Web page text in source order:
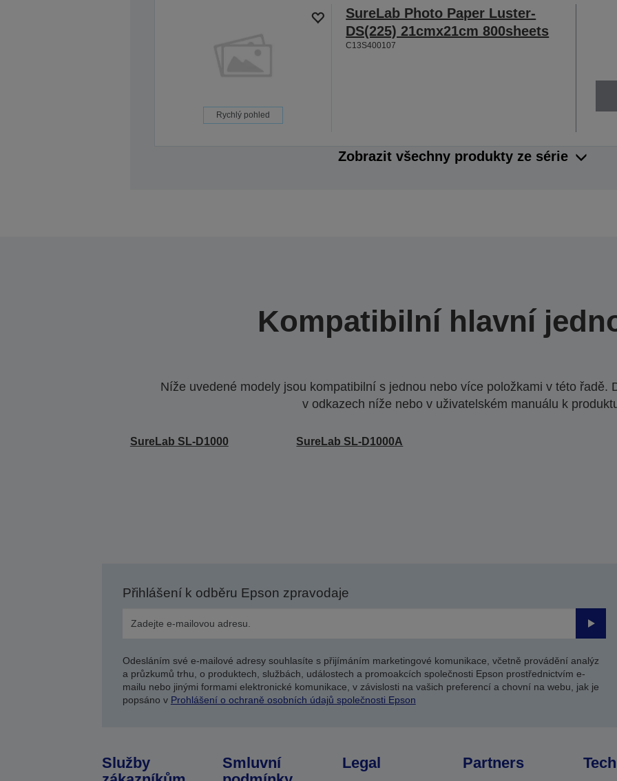
Rychlý pohled
SureLab Photo Paper Luster-
DS(225) 21cmx21cm 800sheets
C13S400107
Zobrazit všechny produkty ze série
Kompatibilní hlavní
Níže uvedené modely jsou kompatibilní s jednou nebo více položkami v této řadě.
v odkazech níže nebo v uživatelském manuálu k
SureLab SL-D1000 SureLab SL-D1000A
Přihlášení k odběru Epson zpravodaje
Odeslat
Odesláním své e-mailové adresy souhlasíte s přijímáním marketingové komunikace, včetně provádění analýz
a průzkumů trhu, o produktech, službách, událostech a promoakcích společnosti Epson prostřednictvím e-
mailu nebo jinými formami elektronické komunikace, v závislosti na vašich preferencí a chovní na webu, jak je
popsáno v Prohlášení o ochraně osobních údajů společnosti Epson
Služby
Smluvní
Legal Partners